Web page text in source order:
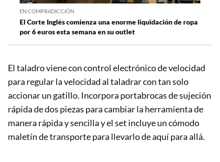
EN COMPRADICCIÓN
El Corte Inglés comienza una enorme liquidación de ropa
por 6 euros esta semana en su outlet
El taladro viene con control electrónico de velocidad
para regular la velocidad al taladrar con tan solo
accionar un gatillo. Incorpora portabrocas de sujeción
rápida de dos piezas para cambiar la herramienta de
manera rápida y sencilla y el set incluye un cómodo
maletín de transporte para llevarlo de aquí para allá.